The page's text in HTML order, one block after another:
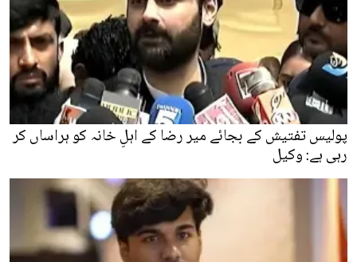
پولیس تفتیش کے بجائے میر رضا کے اہلِ خانہ کو ہراساں کر
رہی ہے: وکیل